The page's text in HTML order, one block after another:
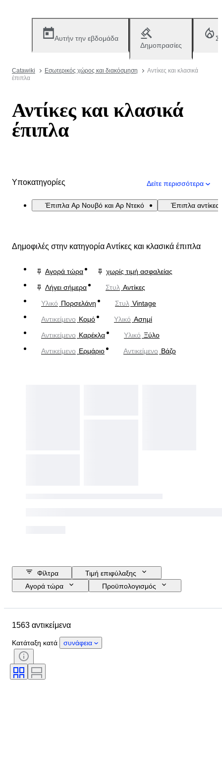
Αυτήν την εβδομάδα
Δημοπρασίες
Catawiki Εσωτερικός χώρος και διακόσμηση
Αντίκες και κλασικά
έπιπλα
Αντίκες και κλασικά
έπιπλα
Υποκατηγορίες Δείτε περισσότερα
Έπιπλα Aρ Νουβό και Αρ Ντεκό Έπιπλα αντίκες
Δημοφιλές στην κατηγορία Αντίκες και κλασικά έπιπλα
Αγορά τώρα
χωρίς τιμή ασφαλείας
Λήγει σήμερα
Στυλ Αντίκες
Υλικό Πορσελάνη Στυλ Vintage
Αντικείμενο Κομό Υλικό Ασημί
Αντικείμενο Καρέκλα Υλικό Ξύλο
Αντικείμενο Ερμάριο Αντικείμενο Βάζο
Φίλτρα
Τιμή επιφύλαξης
Αγορά τώρα
Προϋπολογισμός
Αντικείμενο
Φύλο
Περίοδος
Πιστοποίηση
Θέμα
Χρώμα
1563 αντικείμενα
Κατάταξη κατά συνάφεια